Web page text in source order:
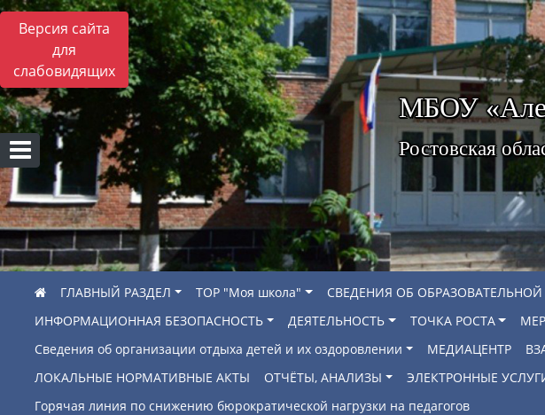
Версия сайта
для
слабовидящих
МБОУ
Ростовская
ГЛАВНЫЙ РАЗДЕЛ ТОР "Моя школа" СВЕДЕНИЯ ОБ
ИНФОРМАЦИОННАЯ БЕЗОПАСНОСТЬ
ДЕЯТЕЛЬНОСТЬ ТОЧКА РОСТА
Сведения об организации отдыха детей и их оздоровлении
МЕДИАЦЕНТР
ЛОКАЛЬНЫЕ НОРМАТИВНЫЕ АКТЫ
ОТЧЁТЫ, АНАЛИЗЫ ЭЛЕКТРОННЫЕ
Горячая линия по снижению бюрократической нагрузки на педагогов